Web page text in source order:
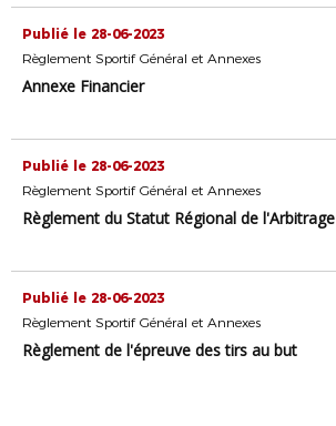
Publié le 28-06-2023
Règlement Sportif Général et Annexes
Annexe Financier
Publié le 28-06-2023
Règlement Sportif Général et Annexes
Règlement du Statut Régional de l'Arbitrage
Publié le 28-06-2023
Règlement Sportif Général et Annexes
Règlement de l'épreuve des tirs au but